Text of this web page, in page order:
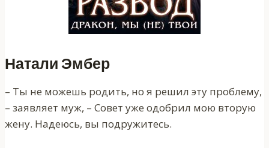
Натали Эмбер
– Ты не можешь родить, но я решил эту проблему,
– заявляет муж, – Совет уже одобрил мою вторую
жену. Надеюсь, вы подружитесь.